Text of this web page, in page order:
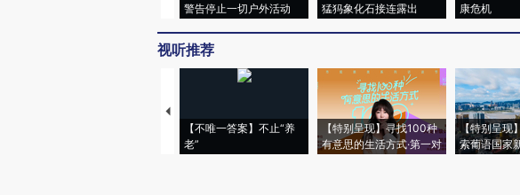
警告停止一切户外活动
猛犸象化石接连露出
康危机
视听推荐
【不唯一答案】不止“养
老”
【特别呈现】寻找100种
有意思的生活方式·第一对
【特别呈现
索葡语国家